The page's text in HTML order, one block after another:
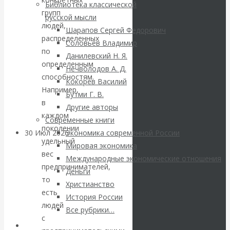
Библиотека классической
русской мысли
Шарапов Сергей Федорович
Соловьев Владимир
Данилевский Н. Я.
Нечволодов А. Д.
Кокорев Василий
Бутми Г. В.
Другие авторы
Современные книги
Экономика современной России
Мировая экономика
Международные экономические отношения
Деньги
Христианство
История России
Все рубрики…
ВАлентин
Катасонов.
Саммит НАТО в
Турции: Drang
nach Osten
30 Июл 2026Банки
Валентин
Катасонов. Кто
определяет
групп
людей,
распределенных
по
определенным
способностям.
Например,
в
каждом
поколении
удельный
вес
предпринимателей,
то
есть
людей
с